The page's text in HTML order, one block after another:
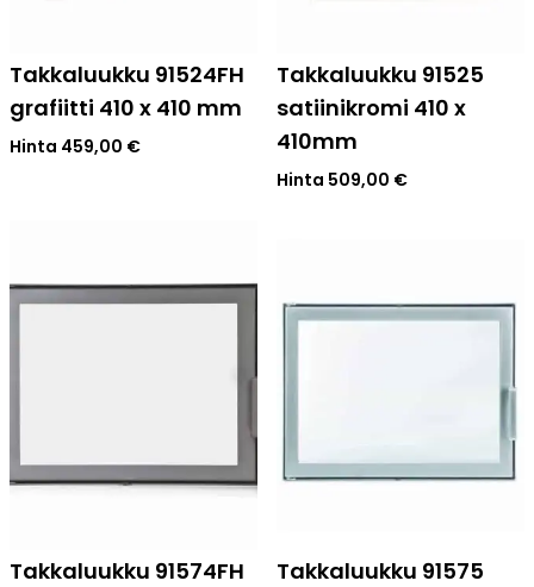
Takkaluukku 91524FH
grafiitti 410 x 410 mm
Hinta 459,00 €
Takkaluukku 91525
satiinikromi 410 x
410mm
Hinta 509,00 €
Takkaluukku 91574FH
Takkaluukku 91575